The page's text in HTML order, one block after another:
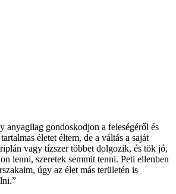
anyagilag gondoskodjon a feleségéről és
életet éltem, de a váltás a saját
vagy tízszer többet dolgozik, és tök jó,
lenni, szeretek semmit tenni. Peti ellenben
úgy az élet más területén is